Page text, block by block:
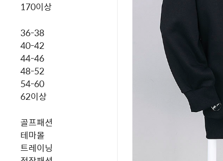
170이상
36-38
40-42
44-46
48-52
54-60
62이상
골프패션
테마몰
트레이닝